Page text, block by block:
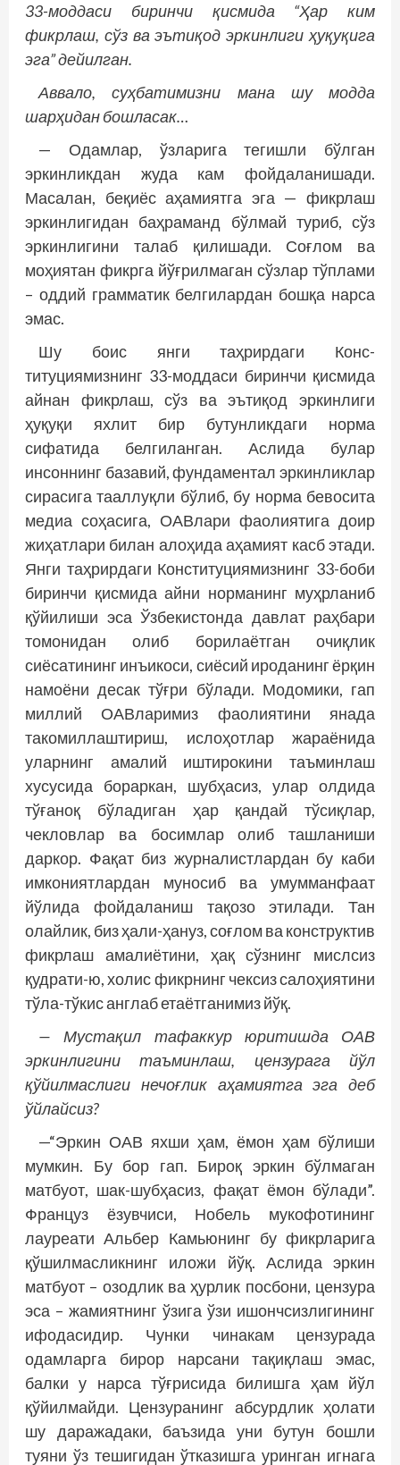
33-моддаси биринчи қисмида “Ҳар ким
фикрлаш, сўз ва эътиқод эркинлиги ҳуқуқига
эга” дейилган.
Аввало, суҳбатимизни мана шу модда
шарҳидан бошласак…
— Одамлар, ўзларига тегишли бўлган
эркинликдан жуда кам фойдаланишади.
Масалан, беқиёс аҳамиятга эга — фикрлаш
эркинлигидан баҳраманд бўлмай туриб, сўз
эркинлигини талаб қилишади. Соғлом ва
моҳиятан фикрга йўғрилмаган сўзлар тўплами
– оддий грамматик белгилардан бошқа нарса
эмас.
Шу боис янги таҳрирдаги Конс­
титуциямизнинг 33-моддаси биринчи қисмида
айнан фикрлаш, сўз ва эътиқод эркинлиги
ҳуқуқи яхлит бир бутунликдаги норма
сифатида белгиланган. Аслида булар
инсоннинг базавий, фундаментал эркинликлар
сирасига тааллуқли бўлиб, бу норма бевосита
медиа соҳасига, ОАВлари фаолиятига доир
жиҳатлари билан алоҳида аҳамият касб этади.
Янги таҳрирдаги Конституциямизнинг 33-боби
биринчи қисмида айни норманинг муҳрланиб
қўйилиши эса Ўзбекистонда давлат раҳбари
томонидан олиб борилаётган очиқлик
сиёсатининг инъикоси, сиёсий ироданинг ёрқин
намоёни десак тўғри бўлади. Модомики, гап
миллий ОАВларимиз фаолиятини янада
такомиллаштириш, ислоҳотлар жараёнида
уларнинг амалий иштирокини таъминлаш
хусусида бораркан, шубҳасиз, улар олдида
тўғаноқ бўладиган ҳар қандай тўсиқлар,
чекловлар ва босимлар олиб ташланиши
даркор. Фақат биз журналистлардан бу каби
имкониятлардан муносиб ва умумманфаат
йўлида фойдаланиш тақозо этилади. Тан
олайлик, биз ҳали-ҳануз, соғлом ва конструктив
фикрлаш амалиётини, ҳақ сўзнинг мислсиз
қудрати-ю, холис фикрнинг чексиз салоҳиятини
тўла-тўкис англаб етаётганимиз йўқ.
— Мустақил тафаккур юритишда ОАВ
эркинлигини таъминлаш, цензурага йўл
қўйилмаслиги нечоғлик аҳамиятга эга деб
ўйлайсиз?
—“Эркин ОАВ яхши ҳам, ёмон ҳам бўлиши
мумкин. Бу бор гап. Бироқ эркин бўлмаган
матбуот, шак-шубҳасиз, фақат ёмон бўлади”.
Француз ёзувчиси, Нобель мукофотининг
лауреати Альбер Камьюнинг бу фикрларига
қўшилмасликнинг иложи йўқ. Аслида эркин
матбуот – озодлик ва ҳурлик посбони, цензура
эса – жамиятнинг ўзига ўзи ишончсизлигининг
ифодасидир. Чунки чинакам цензурада
одамларга бирор нарсани тақиқлаш эмас,
балки у нарса тўғрисида билишга ҳам йўл
қўйилмайди. Цензуранинг абсурдлик ҳолати
шу даражадаки, баъзида уни бутун бошли
туяни ўз тешигидан ўтказишга уринган игнага